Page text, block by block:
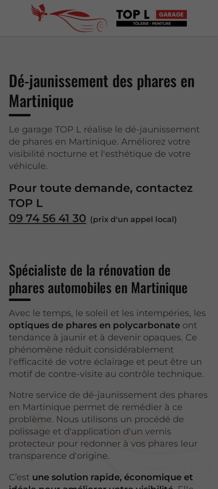
Dé-jaunissement des phares en
Martinique
Le garage TOP L réalise le dé-jaunissement
de phares en Martinique. Améliorez votre
visibilité nocturne et l'esthétique de votre
véhicule.
Pour toute demande, contactez
TOP L
09 74 56 41 30
Spécialiste de la rénovation de
phares automobiles en Martinique
Avec le temps, le soleil et les intempéries, les
optiques de phares en polycarbonate ont
tendance à jaunir et à devenir opaques. Ce
phénomène réduit considérablement
l'efficacité de votre éclairage et peut être un
motif de contre-visite au contrôle technique.
Notre service de dé-jaunissement des phares
en Martinique permet de remédier à ce
problème. Nous utilisons un procédé de
polissage et d'application d'un vernis
protecteur pour redonner à vos phares leur
transparence d'origine.
C’est une solution rapide, économique et